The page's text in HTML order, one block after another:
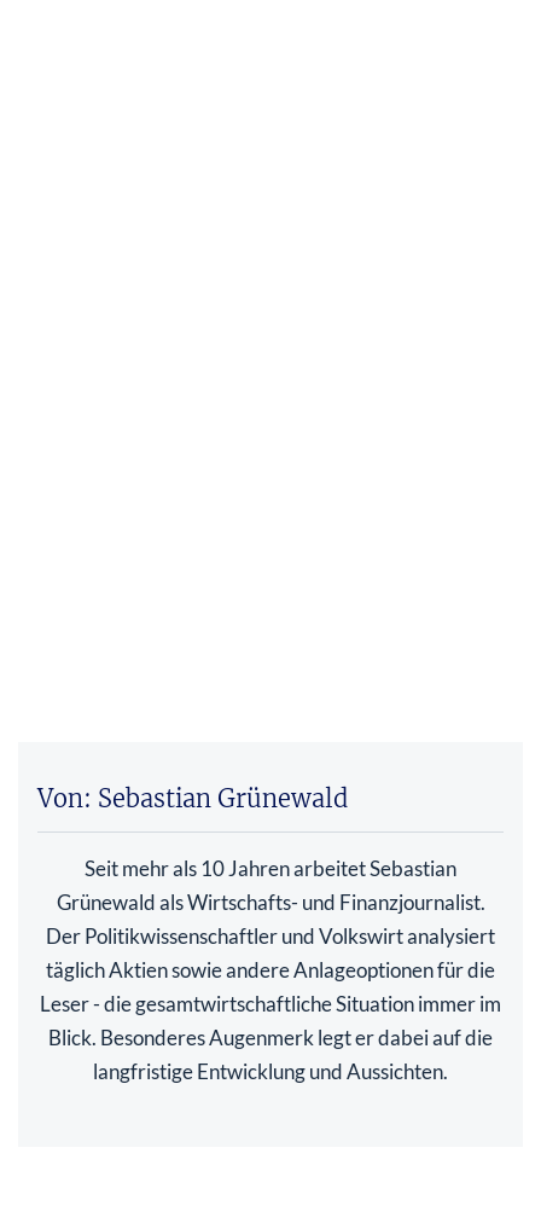
Von: Sebastian Grünewald
Seit mehr als 10 Jahren arbeitet Sebastian
Grünewald als Wirtschafts- und Finanzjournalist.
Der Politikwissenschaftler und Volkswirt analysiert
täglich Aktien sowie andere Anlageoptionen für die
Leser - die gesamtwirtschaftliche Situation immer im
Blick. Besonderes Augenmerk legt er dabei auf die
langfristige Entwicklung und Aussichten.